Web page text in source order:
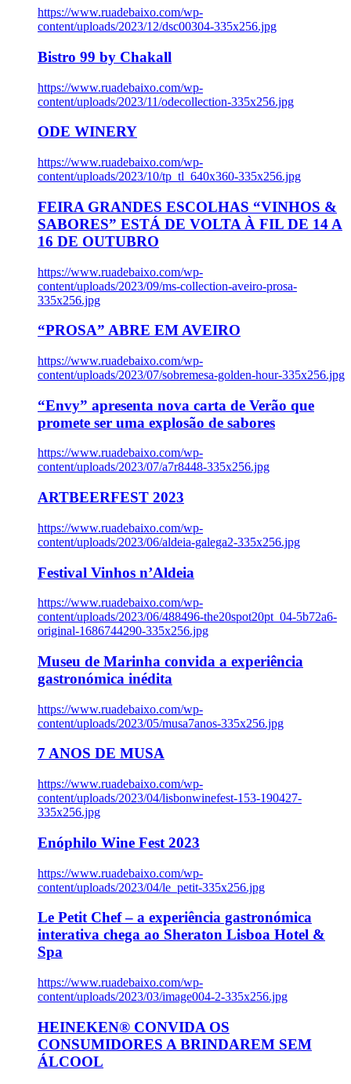
https://www.ruadebaixo.com/wp-
content/uploads/2023/12/dsc00304-335x256.jpg
Bistro 99 by Chakall
https://www.ruadebaixo.com/wp-
content/uploads/2023/11/odecollection-335x256.jpg
ODE WINERY
https://www.ruadebaixo.com/wp-
content/uploads/2023/10/tp_tl_640x360-335x256.jpg
FEIRA GRANDES ESCOLHAS “VINHOS &
SABORES” ESTÁ DE VOLTA À FIL DE 14 A
16 DE OUTUBRO
https://www.ruadebaixo.com/wp-
content/uploads/2023/09/ms-collection-aveiro-prosa-
335x256.jpg
“PROSA” ABRE EM AVEIRO
https://www.ruadebaixo.com/wp-
content/uploads/2023/07/sobremesa-golden-hour-335x256.jpg
“Envy” apresenta nova carta de Verão que
promete ser uma explosão de sabores
https://www.ruadebaixo.com/wp-
content/uploads/2023/07/a7r8448-335x256.jpg
ARTBEERFEST 2023
https://www.ruadebaixo.com/wp-
content/uploads/2023/06/aldeia-galega2-335x256.jpg
Festival Vinhos n’Aldeia
https://www.ruadebaixo.com/wp-
content/uploads/2023/06/488496-the20spot20pt_04-5b72a6-
original-1686744290-335x256.jpg
Museu de Marinha convida a experiência
gastronómica inédita
https://www.ruadebaixo.com/wp-
content/uploads/2023/05/musa7anos-335x256.jpg
7 ANOS DE MUSA
https://www.ruadebaixo.com/wp-
content/uploads/2023/04/lisbonwinefest-153-190427-
335x256.jpg
Enóphilo Wine Fest 2023
https://www.ruadebaixo.com/wp-
content/uploads/2023/04/le_petit-335x256.jpg
Le Petit Chef – a experiência gastronómica
interativa chega ao Sheraton Lisboa Hotel &
Spa
https://www.ruadebaixo.com/wp-
content/uploads/2023/03/image004-2-335x256.jpg
HEINEKEN® CONVIDA OS
CONSUMIDORES A BRINDAREM SEM
ÁLCOOL